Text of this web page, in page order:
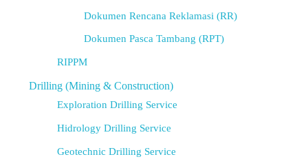
Dokumen Rencana Reklamasi (RR)
Dokumen Pasca Tambang (RPT)
RIPPM
Drilling (Mining & Construction)
Exploration Drilling Service
Hidrology Drilling Service
Geotechnic Drilling Service